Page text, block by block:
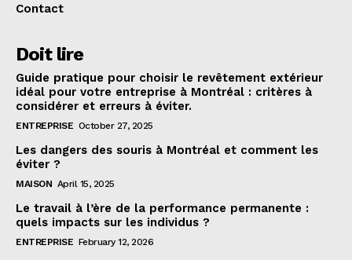
Contact
Doit lire
Guide pratique pour choisir le revêtement extérieur
idéal pour votre entreprise à Montréal : critères à
considérer et erreurs à éviter.
ENTREPRISE October 27, 2025
Les dangers des souris à Montréal et comment les
éviter ?
MAISON April 15, 2025
Le travail à l’ère de la performance permanente :
quels impacts sur les individus ?
ENTREPRISE February 12, 2026